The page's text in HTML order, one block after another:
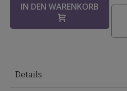
IN DEN WARENKORB
Details